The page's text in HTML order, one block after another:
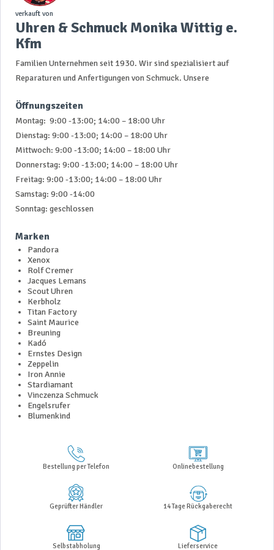
verkauft von
Uhren & Schmuck Monika Wittig e.
Kfm
Familien Unternehmen seit 1930. Wir sind spezialisiert auf
Reparaturen und Anfertigungen von Schmuck. Unsere
Öffnungszeiten
Montag: 9:00 -13:00; 14:00 – 18:00 Uhr
Dienstag: 9:00 -13:00; 14:00 – 18:00 Uhr
Mittwoch: 9:00 -13:00; 14:00 – 18:00 Uhr
Donnerstag: 9:00 -13:00; 14:00 – 18:00 Uhr
Freitag: 9:00 -13:00; 14:00 – 18:00 Uhr
Samstag: 9:00 -14:00
Sonntag: geschlossen
Marken
Pandora
Xenox
Rolf Cremer
Jacques Lemans
Scout Uhren
Kerbholz
Titan Factory
Saint Maurice
Breuning
Kadó
Ernstes Design
Zeppelin
Iron Annie
Stardiamant
Vinczenza Schmuck
Engelsrufer
Blumenkind
Bestellung per Telefon Onlinebestellung
Geprüfter Händler 14 Tage Rückgaberecht
Selbstabholung Lieferservice